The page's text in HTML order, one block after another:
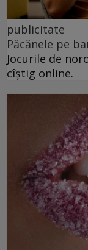
publicitate
Păcănele pe
Jocurile de
cîștig online.